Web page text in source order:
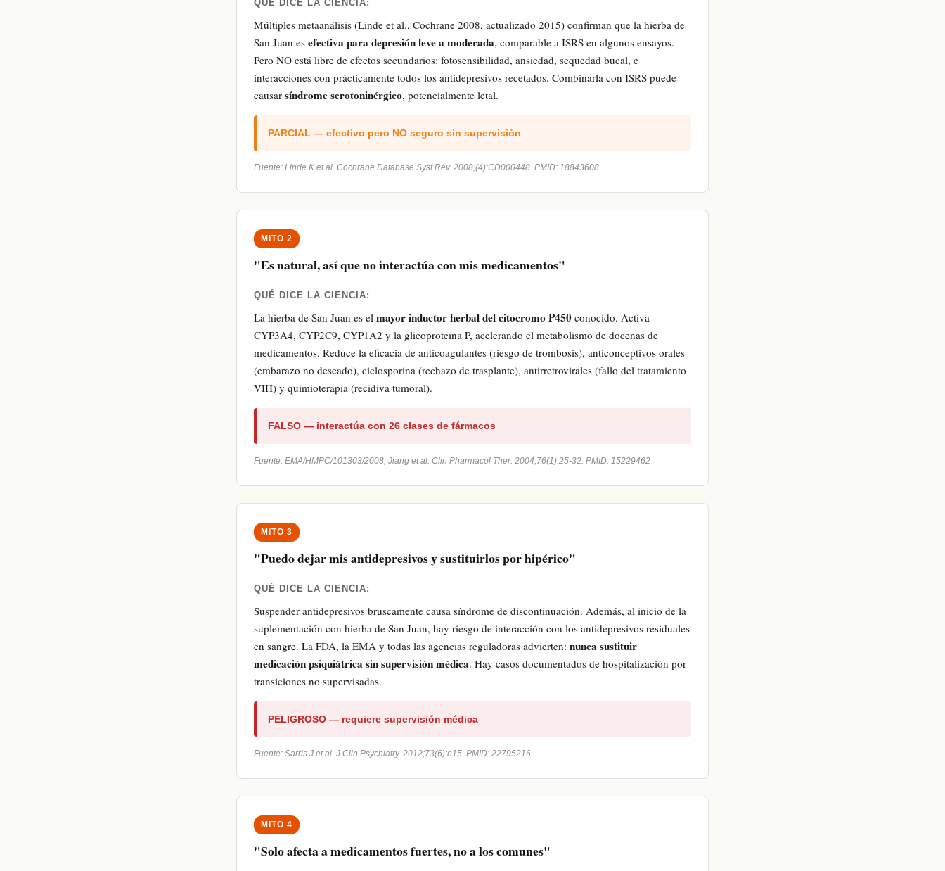
QUÉ DICE LA CIENCIA:
Múltiples metaanálisis (Linde et al., Cochrane 2008, actualizado 2015) confirman que la hierba de
San Juan es efectiva para depresión leve a moderada, comparable a ISRS en algunos ensayos.
Pero NO está libre de efectos secundarios: fotosensibilidad, ansiedad, sequedad bucal, e
interacciones con prácticamente todos los antidepresivos recetados. Combinarla con ISRS puede
causar síndrome serotoninérgico, potencialmente letal.
PARCIAL — efectivo pero NO seguro sin supervisión
Fuente: Linde K et al. Cochrane Database Syst Rev. 2008;(4):CD000448. PMID: 18843608
MITO 2
"Es natural, así que no interactúa con mis medicamentos"
QUÉ DICE LA CIENCIA:
La hierba de San Juan es el mayor inductor herbal del citocromo P450 conocido. Activa
CYP3A4, CYP2C9, CYP1A2 y la glicoproteína P, acelerando el metabolismo de docenas de
medicamentos. Reduce la eficacia de anticoagulantes (riesgo de trombosis), anticonceptivos orales
(embarazo no deseado), ciclosporina (rechazo de trasplante), antirretrovirales (fallo del tratamiento
VIH) y quimioterapia (recidiva tumoral).
FALSO — interactúa con 26 clases de fármacos
Fuente: EMA/HMPC/101303/2008; Jiang et al. Clin Pharmacol Ther. 2004;76(1):25-32. PMID: 15229462
MITO 3
"Puedo dejar mis antidepresivos y sustituirlos por hipérico"
QUÉ DICE LA CIENCIA:
Suspender antidepresivos bruscamente causa síndrome de discontinuación. Además, al inicio de la
suplementación con hierba de San Juan, hay riesgo de interacción con los antidepresivos residuales
en sangre. La FDA, la EMA y todas las agencias reguladoras advierten: nunca sustituir
medicación psiquiátrica sin supervisión médica. Hay casos documentados de hospitalización por
transiciones no supervisadas.
PELIGROSO — requiere supervisión médica
Fuente: Sarris J et al. J Clin Psychiatry. 2012;73(6):e15. PMID: 22795216
MITO 4
"Solo afecta a medicamentos fuertes, no a los comunes"